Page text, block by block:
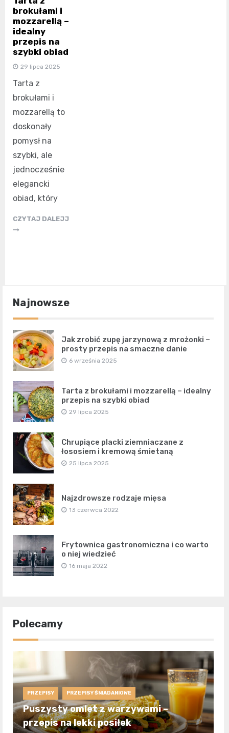
brokułami i
mozzarellą –
idealny
przepis na
szybki obiad
29 lipca 2025
Tarta z
brokułami i
mozzarellą to
doskonały
pomysł na
szybki, ale
jednocześnie
elegancki
obiad, który
CZYTAJ DALEJJ
Najnowsze
Jak zrobić zupę jarzynową z mrożonki –
prosty przepis na smaczne danie
6 września 2025
Tarta z brokułami i mozzarellą – idealny
przepis na szybki obiad
29 lipca 2025
Chrupiące placki ziemniaczane z
łososiem i kremową śmietaną
25 lipca 2025
Najzdrowsze rodzaje mięsa
13 czerwca 2022
Frytownica gastronomiczna i co warto
o niej wiedzieć
16 maja 2022
Polecamy
PRZEPISY PRZEPISY ŚNIADANIOWE
Puszysty omlet z warzywami –
przepis na lekki posiłek